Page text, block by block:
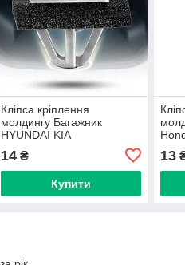
Кліпса кріплення
молдингу Багажник
HYUNDAI KIA
2W000 15237) C3040
14₴
Купити
13